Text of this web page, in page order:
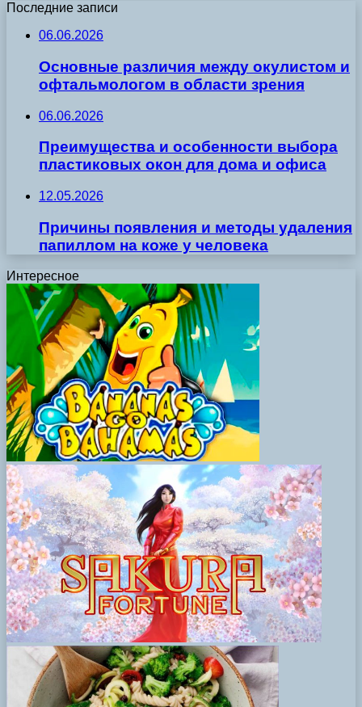
Последние записи
06.06.2026
Основные различия между окулистом и
офтальмологом в области зрения
06.06.2026
Преимущества и особенности выбора
пластиковых окон для дома и офиса
12.05.2026
Причины появления и методы удаления
папиллом на коже у человека
Интересное